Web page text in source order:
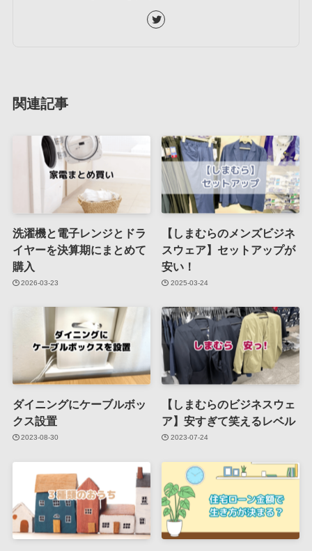
関連記事
洗濯機と電子レンジとドラ
イヤーを決算期にまとめて
購入
2026-03-23
【しまむらのメンズビジネ
スウェア】セットアップが
安い！
2025-03-24
ダイニングにケーブルボッ
クス設置
2023-08-30
【しまむらのビジネスウェ
ア】安すぎて笑えるレベル
2023-07-24